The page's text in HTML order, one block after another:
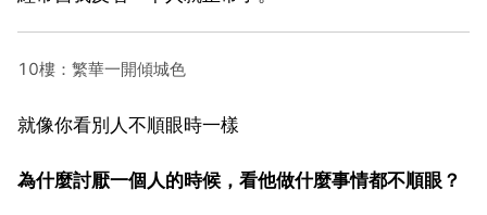
10樓：繁華一開傾城色
就像你看別人不順眼時一樣
為什麼討厭一個人的時候，看他做什麼事情都不順眼？